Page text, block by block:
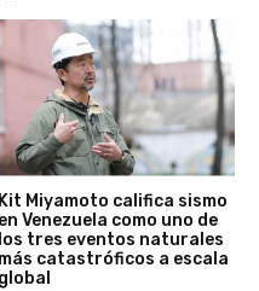
Kit Miyamoto califica sismo
en Venezuela como uno de
los tres eventos naturales
más catastróficos a escala
global